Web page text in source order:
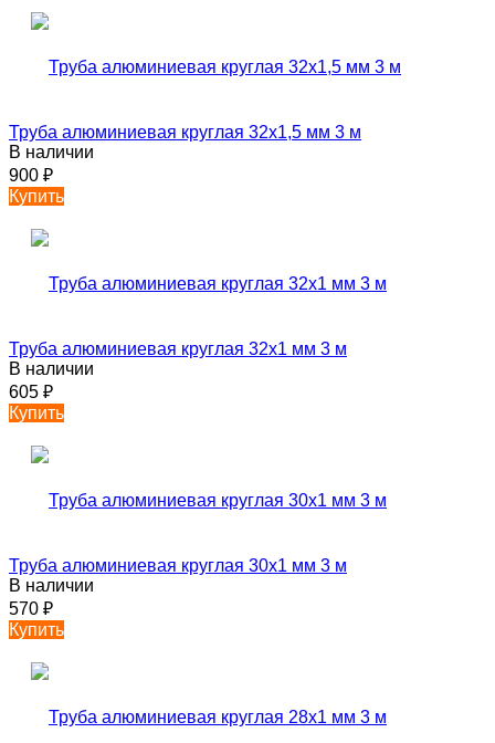
Труба алюминиевая круглая 32х1,5 мм 3 м
В наличии
900 ₽
Купить
Труба алюминиевая круглая 32х1 мм 3 м
В наличии
605 ₽
Купить
Труба алюминиевая круглая 30х1 мм 3 м
В наличии
570 ₽
Купить